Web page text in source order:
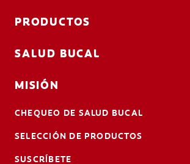
PRODUCTOS
SALUD BUCAL
MISIÓN
CHEQUEO DE SALUD BUCAL
SELECCIÓN DE PRODUCTOS
SUSCRÍBETE